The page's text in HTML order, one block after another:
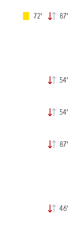
72' 87'
54'
54'
87'
46'